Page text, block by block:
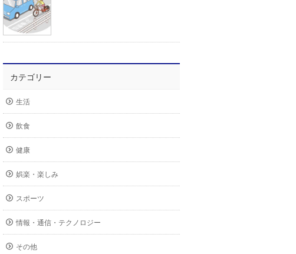
カテゴリー
生活
飲食
健康
娯楽・楽しみ
スポーツ
情報・通信・テクノロジー
その他